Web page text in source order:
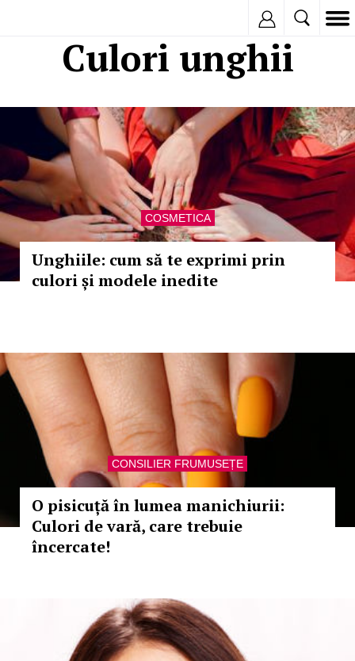
Culori unghii
COSMETICA
Unghiile: cum să te exprimi prin
culori și modele inedite
CONSILIER FRUMUSEȚE
O pisicuță în lumea manichiurii:
Culori de vară, care trebuie
încercate!